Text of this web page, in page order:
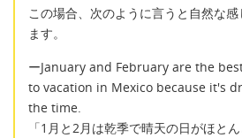
この場合、次のように言うと自然な
ます。
ーJanuary and February are the
to vacation in Mexico because it's
the time.
「1月と2月は乾季で晴天の日がほと